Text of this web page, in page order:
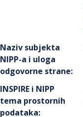
Naziv subjekta
NIPP-a i uloga
odgovorne strane:
INSPIRE i NIPP
tema prostornih
podataka: